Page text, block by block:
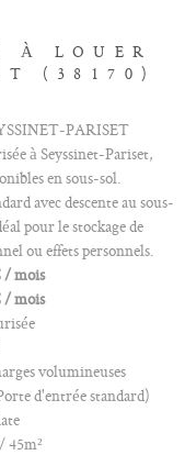
À LOUER
(38170)
PARISET
à Seyssinet-Pariset,
en sous-sol.
avec descente au sous-
pour le stockage de
ou effets personnels.
/ mois
/ mois
volumineuses
d'entrée standard)
45m²